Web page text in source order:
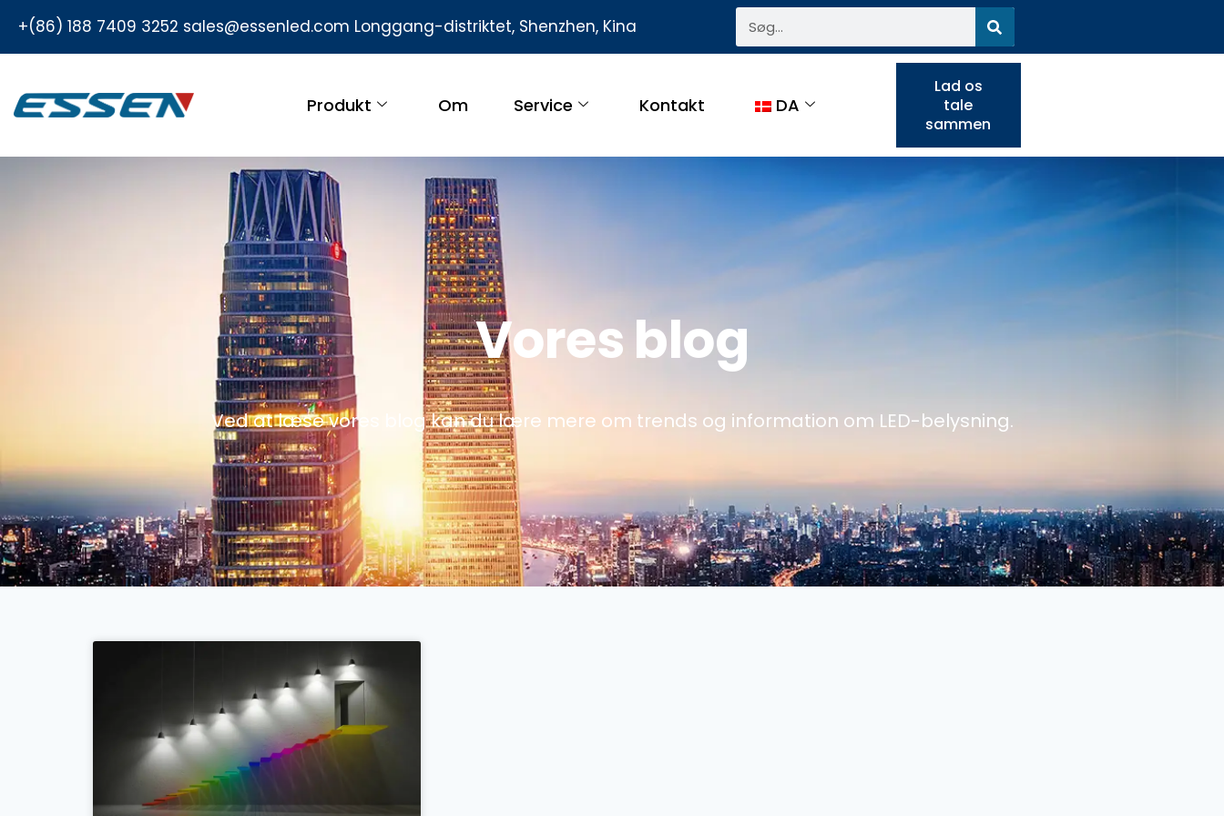
+(86) 188 7409 3252 sales@essenled.com Longgang-distriktet, Shenzhen, Kina
Produkt Om Service Kontakt DA
Lad os
tale
sammen
Vores blog
Ved at læse vores blog kan du lære mere om trends og information om LED-belysning.